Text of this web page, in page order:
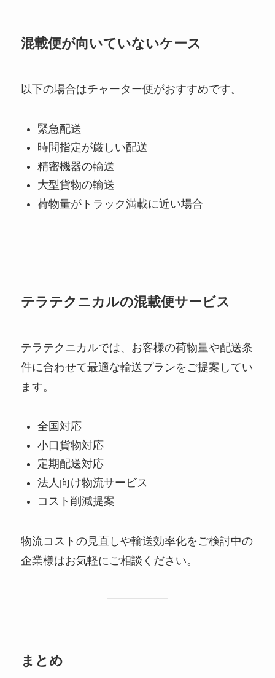
混載便が向いていないケース
以下の場合はチャーター便がおすすめです。
緊急配送
時間指定が厳しい配送
精密機器の輸送
大型貨物の輸送
荷物量がトラック満載に近い場合
テラテクニカルの混載便サービス
テラテクニカルでは、お客様の荷物量や配送条
件に合わせて最適な輸送プランをご提案してい
ます。
全国対応
小口貨物対応
定期配送対応
法人向け物流サービス
コスト削減提案
物流コストの見直しや輸送効率化をご検討中の
企業様はお気軽にご相談ください。
まとめ